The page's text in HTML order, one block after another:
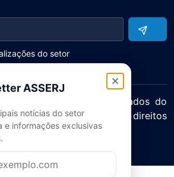
ASSERJ
notícias do setor
e informações exclusivas
do setor
de Supermercados do
Janeiro. Todos os direitos
Termos de Uso